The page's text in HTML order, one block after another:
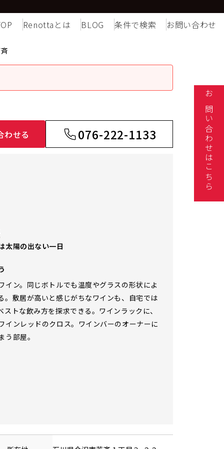
Renottaとは BLOG 条件で検索 お問い合わせ
わせる 076-222-1133
太陽の出ない一日
イン。同じボトルでも温度やグラスの形状によ
。敷居が高いと感じがちなワインも、自宅では
ストな飲み方を探求できる。ワインラックに、
インレッドのクロス。ワインバーのオーナーに
う部屋。
お問い合わせはこちら